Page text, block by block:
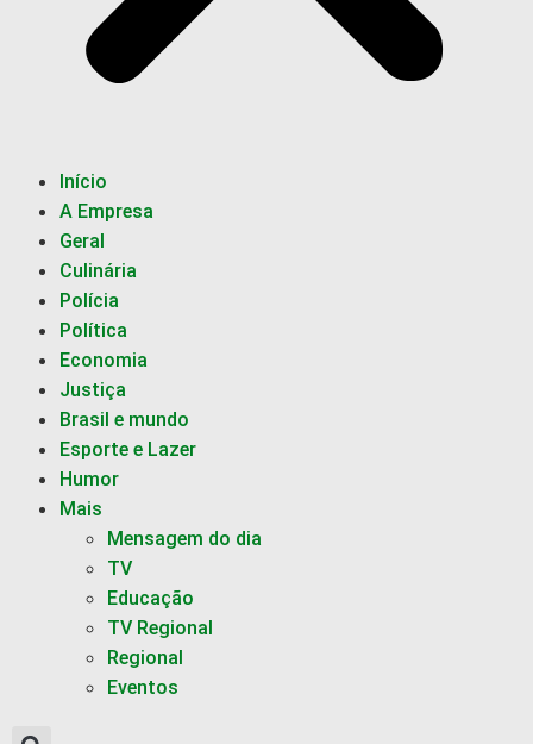
Início
A Empresa
Geral
Culinária
Polícia
Política
Economia
Justiça
Brasil e mundo
Esporte e Lazer
Humor
Mais
Mensagem do dia
TV
Educação
TV Regional
Regional
Eventos